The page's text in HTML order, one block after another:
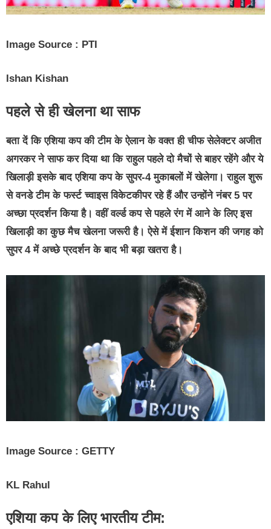
Image Source : PTI
Ishan Kishan
पहले से ही खेलना था साफ
बता दें कि एशिया कप की टीम के ऐलान के वक्त ही चीफ सेलेक्टर अजीत
अगरकर ने साफ कर दिया था कि राहुल पहले दो मैचों से बाहर रहेंगे और ये
खिलाड़ी इसके बाद एशिया कप के सुपर-4 मुकाबलों में खेलेगा। राहुल शुरू
से वनडे टीम के फर्स्ट च्वाइस विकेटकीपर रहे हैं और उन्होंने नंबर 5 पर
अच्छा प्रदर्शन किया है। वहीं वर्ल्ड कप से पहले रंग में आने के लिए इस
खिलाड़ी का कुछ मैच खेलना जरूरी है। ऐसे में ईशान किशन की जगह को
सुपर 4 में अच्छे प्रदर्शन के बाद भी बड़ा खतरा है।
Image Source : GETTY
KL Rahul
एशिया कप के लिए भारतीय टीम: